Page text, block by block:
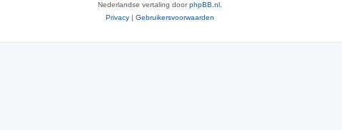
Nederlandse vertaling doorphpBB.nl
Privacy | Gebruikersvoorwaarden